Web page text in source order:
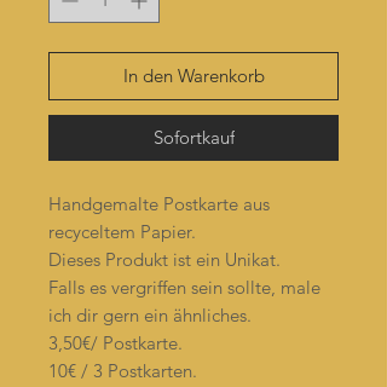
In den Warenkorb
Sofortkauf
Handgemalte Postkarte aus
recyceltem Papier.
Dieses Produkt ist ein Unikat.
Falls es vergriffen sein sollte, male
ich dir gern ein ähnliches.
3,50€/ Postkarte.
10€ / 3 Postkarten.